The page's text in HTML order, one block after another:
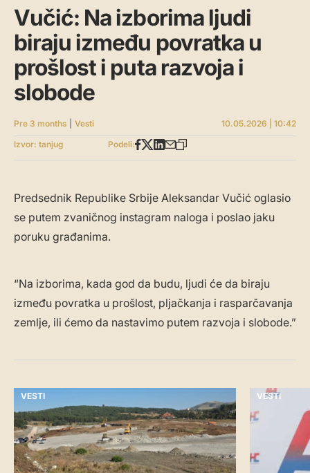
Vučić: Na izborima ljudi
biraju između povratka u
prošlost i puta razvoja i
slobode
Pre 3 months Vesti
10.05.2026 | 10:42
Izvor: tanjug
Podeli:
Predsednik Republike Srbije Aleksandar Vučić oglasio
se putem zvaničnog instagram naloga i poslao jaku
poruku građanima.
“Na izborima, kada god da budu, ljudi će da biraju
između povratka u prošlost, pljačkanja i rasparčavanja
zemlje, ili ćemo da nastavimo putem razvoja i slobode.”
VESTI VESTI